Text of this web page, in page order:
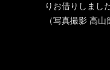
りお借りしました
（写真撮影 高山